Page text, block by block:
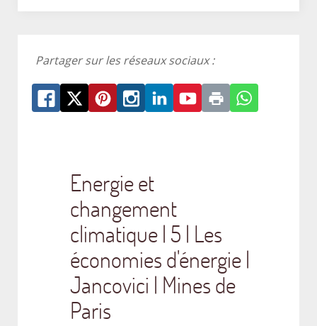
Partager sur les réseaux sociaux :
Energie et
changement
climatique | 5 | Les
économies d'énergie |
Jancovici | Mines de
Paris